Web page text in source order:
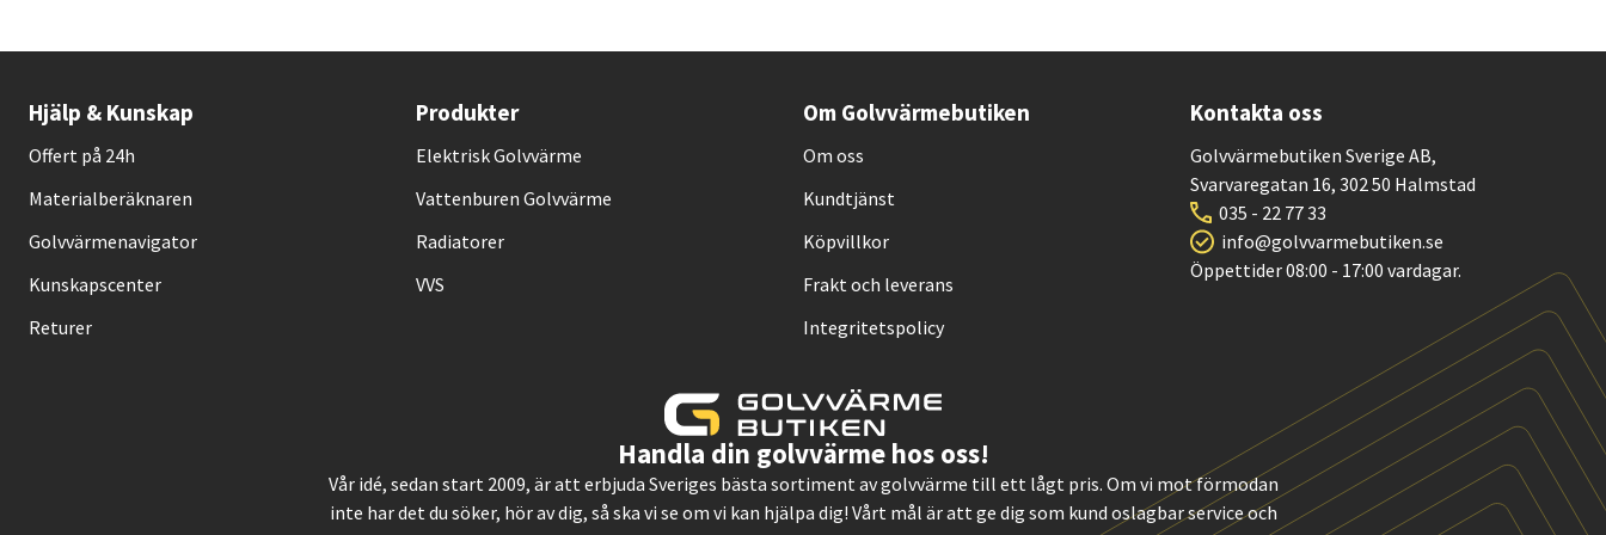
Hjälp & Kunskap
Offert på 24h
Materialberäknaren
Golvvärmenavigator
Kunskapscenter
Returer
Produkter
Elektrisk Golvvärme
Vattenburen Golvvärme
Radiatorer
VVS
Om Golvvärmebutiken
Om oss
Kundtjänst
Köpvillkor
Frakt och leverans
Integritetspolicy
Kontakta oss
Golvvärmebutiken Sverige AB,
Svarvaregatan 16, 302 50 Halmstad
035 - 22 77 33
info@golvvarmebutiken.se
Öppettider 08:00 - 17:00 vardagar.
Handla din golvvärme hos oss!
Vår idé, sedan start 2009, är att erbjuda Sveriges bästa sortiment av golvvärme till ett lågt pris. Om vi mot förmodan
inte har det du söker, hör av dig, så ska vi se om vi kan hjälpa dig! Vårt mål är att ge dig som kund oslagbar service och